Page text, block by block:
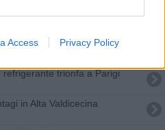
Access Privacy Policy
trionfa a Parigi
in Alta Valdicecina